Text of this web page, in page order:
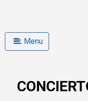
Menu